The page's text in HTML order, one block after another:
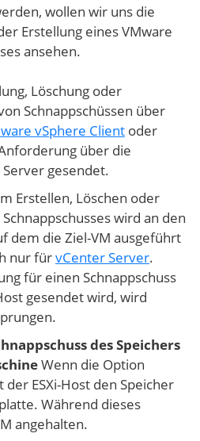
wollen wir uns die
Erstellung eines VMware
ansehen.
Löschung oder
Schnappschüssen über
vSphere Client oder
über die
gesendet.
Erstellen, Löschen oder
wird an den
dem die Ziel-VM ausgeführt
nur fürvCenter Server.
für einen Schnappschuss
gesendet wird, wird
des Speichers
Wenn die Option
ESXi-Host den Speicher
Während dieses
angehalten.